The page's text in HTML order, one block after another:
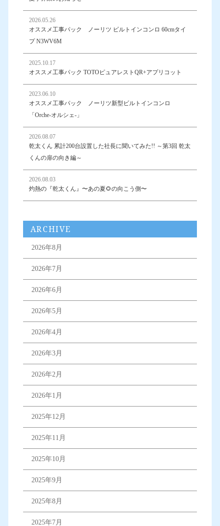
2026.05.26
オススメ工事パック ノーリツ ビルトインコンロ 60cmタイ
プ N3WV6M
2025.10.17
オススメ工事パック TOTOピュアレストQR+アプリコット
2023.06.10
オススメ工事パック ノーリツ新型ビルトインコンロ
「Orche-オルシェ-」
2026.08.07
乾太くん 累計200台設置した社長に聞いてみた!! ～第3回 乾太
くんの扉の向き編～
2026.08.03
灼熱の『乾太くん』〜あの夏🌻の向こう側〜
ARCHIVE
2026年8月
2026年7月
2026年6月
2026年5月
2026年4月
2026年3月
2026年2月
2026年1月
2025年12月
2025年11月
2025年10月
2025年9月
2025年8月
2025年7月